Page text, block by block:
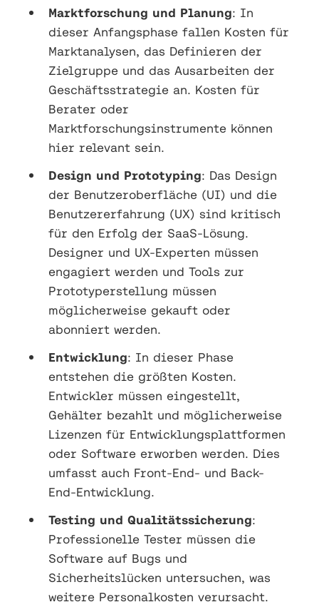
Marktforschung und Planung: In
dieser Anfangsphase fallen Kosten für
Marktanalysen, das Definieren der
Zielgruppe und das Ausarbeiten der
Geschäftsstrategie an. Kosten für
Berater oder
Marktforschungsinstrumente können
hier relevant sein.
Design und Prototyping: Das Design
der Benutzeroberfläche (UI) und die
Benutzererfahrung (UX) sind kritisch
für den Erfolg der SaaS-Lösung.
Designer und UX-Experten müssen
engagiert werden und Tools zur
Prototyperstellung müssen
möglicherweise gekauft oder
abonniert werden.
Entwicklung: In dieser Phase
entstehen die größten Kosten.
Entwickler müssen eingestellt,
Gehälter bezahlt und möglicherweise
Lizenzen für Entwicklungsplattformen
oder Software erworben werden. Dies
umfasst auch Front-End- und Back-
End-Entwicklung.
Testing und Qualitätssicherung:
Professionelle Tester müssen die
Software auf Bugs und
Sicherheitslücken untersuchen, was
weitere Personalkosten verursacht.